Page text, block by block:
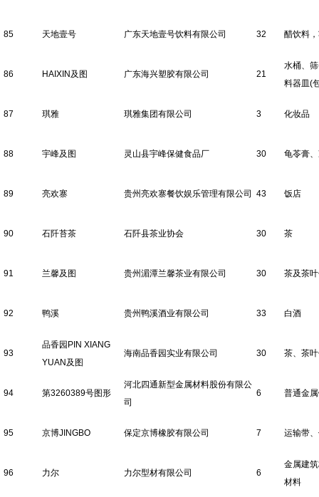
85 天地壹号 广东天地壹号饮料有限公司 32 醋饮料
86 HAIXIN及图 广东海兴塑胶有限公司 21
水桶、
料器皿(
87 琪雅 琪雅集团有限公司 3 化妆品
88 宇峰及图 灵山县宇峰保健食品厂 30 龟苓膏
89 亮欢寨 贵州亮欢寨餐饮娱乐管理有限公司 43 饭店
90 石阡苔茶 石阡县茶业协会 30 茶
91 兰馨及图 贵州湄潭兰馨茶业有限公司 30 茶及茶
92 鸭溪 贵州鸭溪酒业有限公司 33 白酒
93
品香园PIN XIANG
YUAN及图
海南品香园实业有限公司 30 茶、茶
94 第3260389号图形
河北四通新型金属材料股份有限公
司
6 普通金
95 京博JINGBO 保定京博橡胶有限公司 7 运输带
96 力尔 力尔型材有限公司 6
金属建
材料